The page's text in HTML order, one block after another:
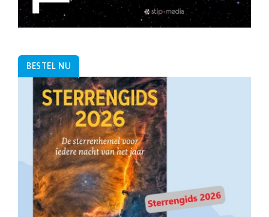
BESTEL NU